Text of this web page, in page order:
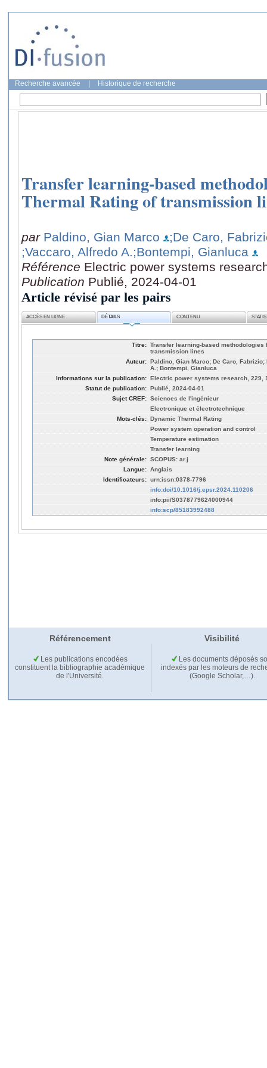
Recherche avancée Historique de recherche
Transfer learning-based
Thermal Rating of transmission
par Paldino, Gian Marco
;De Caro,
;Vaccaro, Alfredo A.;Bontempi, Gianluca
Référence Electric power systems
Publication Publié, 2024-04-01
Article révisé par les pairs
ACCÈS EN LIGNE DÉTAILS CONTENU
Titre: Transfer learning-based methodologies
transmission lines
Auteur: Paldino, Gian Marco; De Caro,
A.; Bontempi, Gianluca
Informations sur la publication: Electric power systems research, 229,
Statut de publication: Publié, 2024-04-01
Sujet CREF: Sciences de l'ingénieur
Electronique et électrotechnique
Mots-clés: Dynamic Thermal Rating
Power system operation and control
Temperature estimation
Transfer learning
Note générale: SCOPUS: ar.j
Langue: Anglais
Identificateurs: urn:issn:0378-7796
info:doi/10.1016/j.epsr.2024.110206
info:pii/S0378779624000944
info:scp/85183992488
Référencement Visibilité
Les publications encodées
constituent la bibliographie académique
de l'Université.
Les documents déposés
indexés par les moteurs de
(Google Scholar,…).